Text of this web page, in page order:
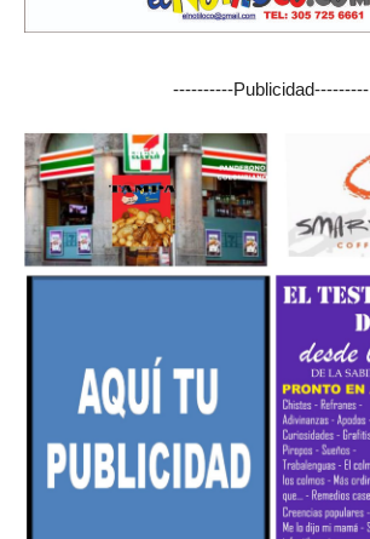
----------Publicidad---------